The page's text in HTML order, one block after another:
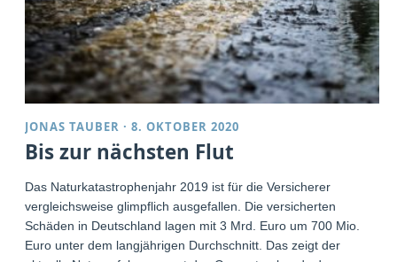
JONAS TAUBER ·8. OKTOBER 2020
Bis zur nächsten Flut
Das Naturkatastrophenjahr 2019 ist für die Versicherer
vergleichsweise glimpflich ausgefallen. Die versicherten
Schäden in Deutschland lagen mit 3 Mrd. Euro um 700 Mio.
Euro unter dem langjährigen Durchschnitt. Das zeigt der